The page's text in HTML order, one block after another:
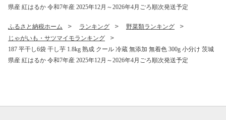
県産 紅はるか 令和7年産 2025年12月～2026年4月ごろ順次発送予定
ふるさと納税ホーム ランキング
野菜類ランキング
じゃがいも・サツマイモランキング
187 平干し6袋 干し芋 1.8kg 熟成 クール 冷蔵 無添加 無着色 300g 小分け 茨城
県産 紅はるか 令和7年産 2025年12月～2026年4月ごろ順次発送予定